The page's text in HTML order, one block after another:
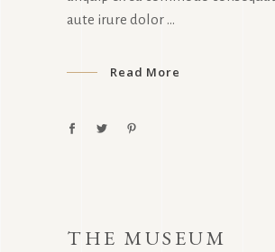
aute irure dolor
Read More
THE MUSEUM